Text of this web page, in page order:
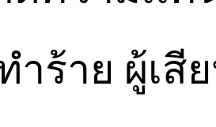
ำร้าย ผู้เ